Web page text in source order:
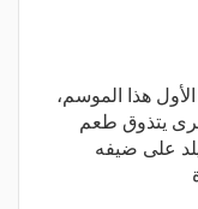
هذا الموسم،
يتذوق طعم
على ضيفه